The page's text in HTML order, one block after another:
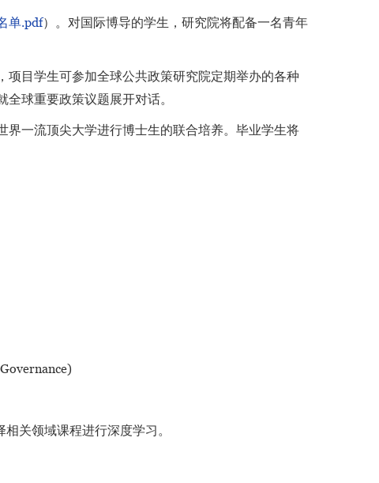
单.pdf）。对国际博导的学生，研究院将配备一名青年
目学生可参加全球公共政策研究院定期举办的各种
球重要政策议题展开对话。
一流顶尖大学进行博士生的联合培养。毕业学生将
关领域课程进行深度学习。